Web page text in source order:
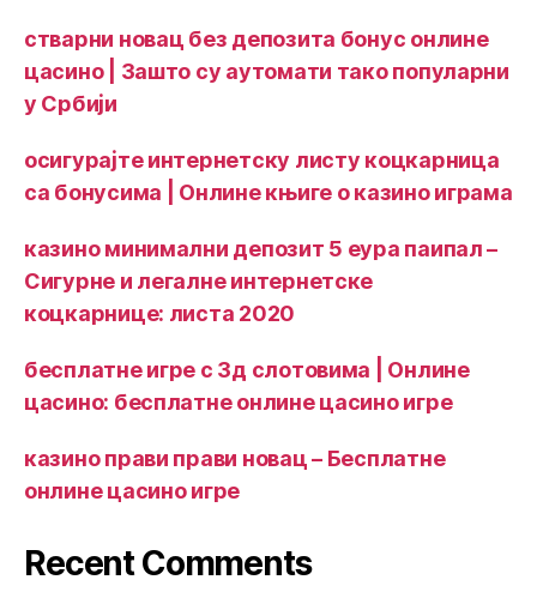
стварни новац без депозита бонус онлине
цасино | Зашто су аутомати тако популарни
у Србији
осигурајте интернетску листу коцкарница
са бонусима | Онлине књиге о казино играма
казино минимални депозит 5 еура паипал –
Сигурне и легалне интернетске
коцкарнице: листа 2020
бесплатне игре с 3д слотовима | Онлине
цасино: бесплатне онлине цасино игре
казино прави прави новац – Бесплатне
онлине цасино игре
Recent Comments